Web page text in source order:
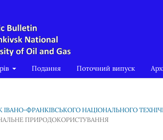
Подання Поточний випуск
ІВАНО-ФРАНКІВСЬКОГО НАЦІОНАЛЬНОГО
ПРИРОДОКОРИСТУВАННЯ